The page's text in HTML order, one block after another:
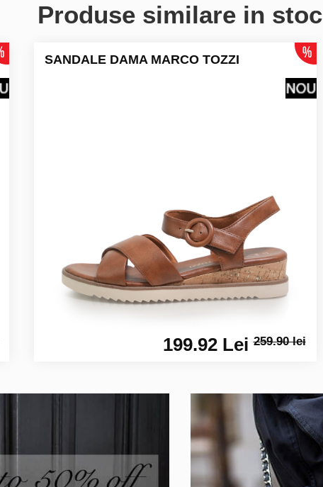
Produse similare in stoc
SANDALE DAMA MARCO TOZZI
199.92 Lei259.90 lei